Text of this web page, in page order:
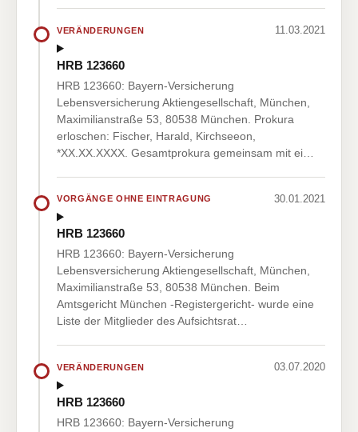
VERÄNDERUNGEN 11.03.2021
HRB 123660
HRB 123660: Bayern-Versicherung
Lebensversicherung Aktiengesellschaft, München,
Maximilianstraße 53, 80538 München. Prokura
erloschen: Fischer, Harald, Kirchseeon,
*XX.XX.XXXX. Gesamtprokura gemeinsam mit ei…
VORGÄNGE OHNE EINTRAGUNG 30.01.2021
HRB 123660
HRB 123660: Bayern-Versicherung
Lebensversicherung Aktiengesellschaft, München,
Maximilianstraße 53, 80538 München. Beim
Amtsgericht München -Registergericht- wurde eine
Liste der Mitglieder des Aufsichtsrat…
VERÄNDERUNGEN 03.07.2020
HRB 123660
HRB 123660: Bayern-Versicherung